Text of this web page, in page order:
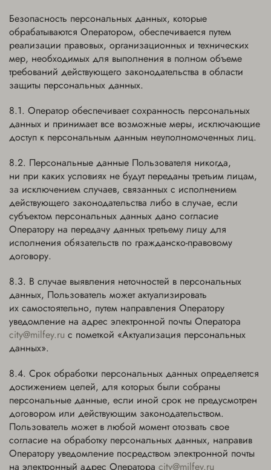
Безопасность персональных данных, которые
обрабатываются Оператором, обеспечивается путем
реализации правовых, организационных и технических
мер, необходимых для выполнения в полном объеме
требований действующего законодательства в области
защиты персональных данных.
Оператор обеспечивает сохранность персональных
данных и принимает все возможные меры, исключающие
доступ к персональным данным неуполномоченных лиц.
Персональные данные Пользователя никогда,
ни при каких условиях не будут переданы третьим лицам,
за исключением случаев, связанных с исполнением
действующего законодательства либо в случае, если
субъектом персональных данных дано согласие
Оператору на передачу данных третьему лицу для
исполнения обязательств по гражданско-правовому
договору.
В случае выявления неточностей в персональных
данных, Пользователь может актуализировать
их самостоятельно, путем направления Оператору
уведомление на адрес электронной почты Оператора
city@milfey.ru с пометкой «Актуализация персональных
данных».
Срок обработки персональных данных определяется
достижением целей, для которых были собраны
персональные данные, если иной срок не предусмотрен
договором или действующим законодательством.
Пользователь может в любой момент отозвать свое
согласие на обработку персональных данных, направив
Оператору уведомление посредством электронной почты
на электронный адрес Оператора city@milfey.ru